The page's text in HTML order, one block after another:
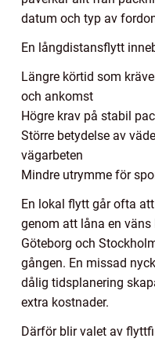
datum och typ av
En långdistansflytt
Längre körtid som
och ankomst
Högre krav på stabil
Större betydelse av
vägarbeten
Mindre utrymme för
En lokal flytt går ofta
genom att låna en
Göteborg och
gången. En missad
dålig tidsplanering
extra kostnader.
Därför blir valet av